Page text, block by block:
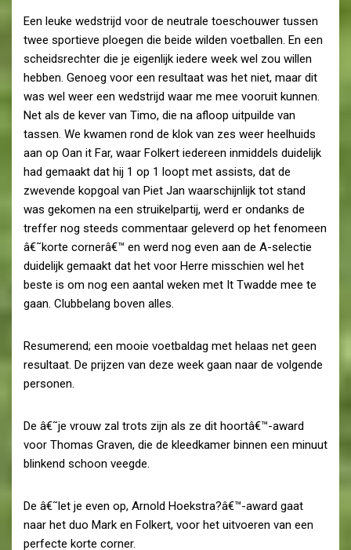
Een leuke wedstrijd voor de neutrale toeschouwer tussen
twee sportieve ploegen die beide wilden voetballen. En een
scheidsrechter die je eigenlijk iedere week wel zou willen
hebben. Genoeg voor een resultaat was het niet, maar dit
was wel weer een wedstrijd waar me mee vooruit kunnen.
Net als de kever van Timo, die na afloop uitpuilde van
tassen. We kwamen rond de klok van zes weer heelhuids
aan op Oan it Far, waar Folkert iedereen inmiddels duidelijk
had gemaakt dat hij 1 op 1 loopt met assists, dat de
zwevende kopgoal van Piet Jan waarschijnlijk tot stand
was gekomen na een struikelpartij, werd er ondanks de
treffer nog steeds commentaar geleverd op het fenomeen
â€˜korte cornerâ€™ en werd nog even aan de A-selectie
duidelijk gemaakt dat het voor Herre misschien wel het
beste is om nog een aantal weken met It Twadde mee te
gaan. Clubbelang boven alles.
Resumerend; een mooie voetbaldag met helaas net geen
resultaat. De prijzen van deze week gaan naar de volgende
personen.
De â€˜je vrouw zal trots zijn als ze dit hoortâ€™-award
voor Thomas Graven, die de kleedkamer binnen een minuut
blinkend schoon veegde.
De â€˜let je even op, Arnold Hoekstra?â€™-award gaat
naar het duo Mark en Folkert, voor het uitvoeren van een
perfecte korte corner.